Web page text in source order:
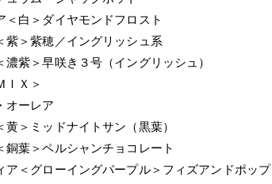
＜白＞ダイヤモンドフロスト
紫＞紫穂／イングリッシュ系
濃紫＞早咲き３号（イングリッシュ）
ＩＸ＞
オーレア
黄＞ミッドナイトサン（黒葉）
銅葉＞ペルシャンチョコレート
ア＜グローイングパープル＞フィズアンドポップ